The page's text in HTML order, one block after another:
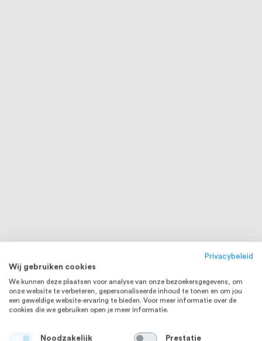
Privacybeleid
Wij gebruiken cookies
We kunnen deze plaatsen voor analyse van onze bezoekersgegevens, om
onze website te verbeteren, gepersonaliseerde inhoud te tonen en om jou
een geweldige website-ervaring te bieden. Voor meer informatie over de
cookies die we gebruiken open je meer informatie.
Noodzakelijk Prestatie